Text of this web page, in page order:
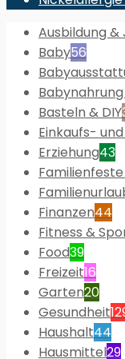
Ausbildung &
Baby56
Basteln & DIY
Einkaufs-
Erziehung43
Finanzen44
Fitness &
Food39
Freizeit16
Garten20
Gesundheit
Haushalt44
Hausmittel29